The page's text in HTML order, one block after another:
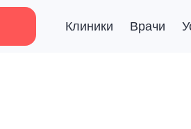
Клиники Врачи